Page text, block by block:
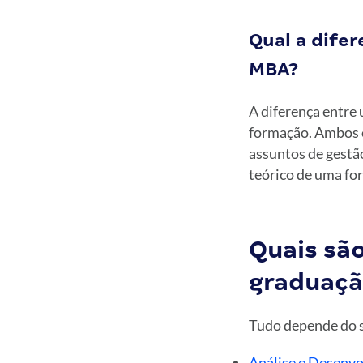
Qual a
MBA?
A diferença entre
formação. Ambos
assuntos de
teórico de uma
Quais
Tudo depende do